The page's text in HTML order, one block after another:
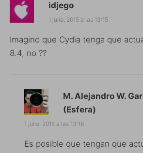
idjego
1 julio, 2015 a las 13:15
Imagino que Cydia tenga que
8.4, no ??
M. Alejandro W.
(Esfera)
1 julio, 2015 a las 13:18
Es posible que tengan que